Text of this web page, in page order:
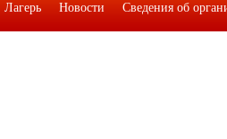
Лагерь Новости Сведения об